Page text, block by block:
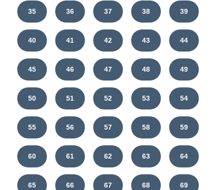
35 36 37 38 39
40 41 42 43 44
45 46 47 48 49
50 51 52 53 54
55 56 57 58 59
60 61 62 63 64
65 66 67 68 69